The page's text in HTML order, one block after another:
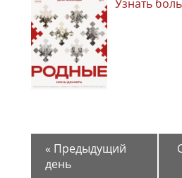
Узнать
« Предыдущий
день